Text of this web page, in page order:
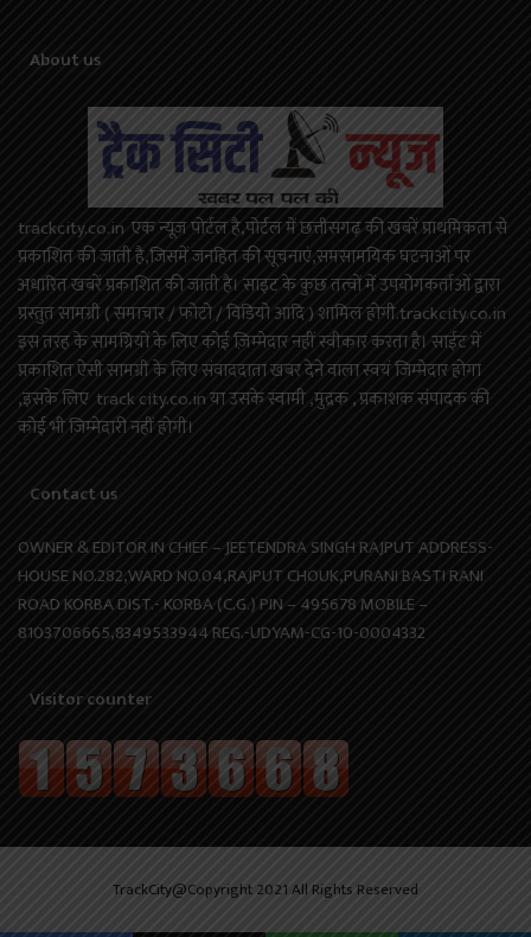
About us
trackcity.co.in एक न्यूज़ पोर्टल है,पोर्टल में छत्तीसगढ़ की खबरें प्राथमिकता से
प्रकाशित की जाती है,जिसमें जनहित की सूचनाएं,समसामयिक घटनाओं पर
अधारित खबरें प्रकाशित की जाती है। साइट के कुछ तत्वों में उपयोगकर्ताओं द्वारा
प्रस्तुत सामग्री ( समाचार / फोटो / विडियो आदि ) शामिल होगी.trackcity.co.in
इस तरह के सामग्रियों के लिए कोई ज़िम्मेदार नहीं स्वीकार करता है। साईट में
प्रकाशित ऐसी सामग्री के लिए संवाददाता खबर देने वाला स्वयं जिम्मेदार होगा
,इसके लिए track city.co.in या उसके स्वामी ,मुद्रक , प्रकाशक संपादक की
कोई भी जिम्मेदारी नहीं होगी।
Contact us
OWNER & EDITOR IN CHIEF – JEETENDRA SINGH RAJPUT ADDRESS-
HOUSE NO.282,WARD NO.04,RAJPUT CHOUK,PURANI BASTI RANI
ROAD KORBA DIST.- KORBA (C.G.) PIN – 495678 MOBILE –
8103706665,8349533944 REG.-UDYAM-CG-10-0004332
Visitor counter
TrackCity@Copyright 2021 All Rights Reserved